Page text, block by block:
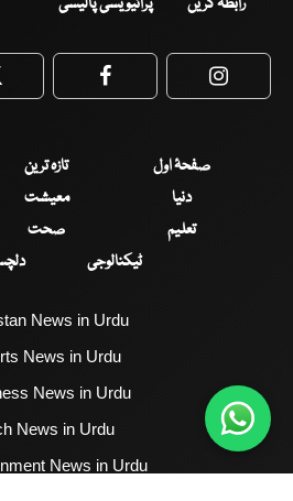
Facebook
صفحۂ اول تازہ ترین
دنیا
معیشت
تعلیم
صحت
ٹیکنالوجی
News in Urdu
News in Urdu
News in Urdu
News in Urdu
News in Urdu